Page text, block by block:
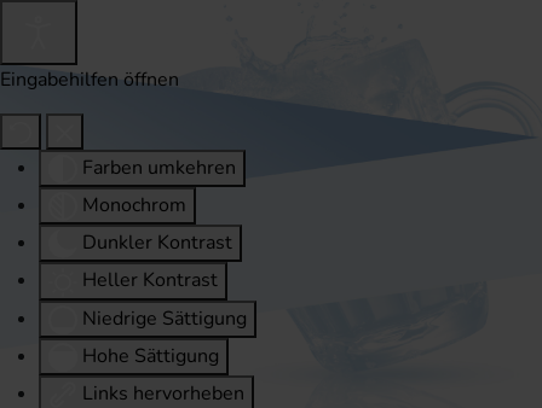
Eingabehilfen öffnen
Farben umkehren
Monochrom
Dunkler Kontrast
Heller Kontrast
Niedrige Sättigung
Hohe Sättigung
Links hervorheben